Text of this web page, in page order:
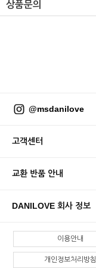
상품문의
@msdanilove
고객센터
교환 반품 안내
DANILOVE 회사 정보
이용안내
개인정보처리방침